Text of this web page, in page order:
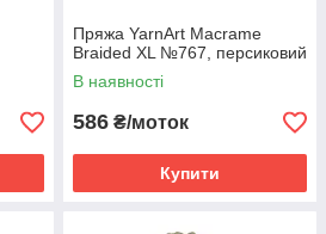
Пряжа YarnArt Macrame
Braided XL №767, персиковий
В наявності
586 ₴/моток
Купити